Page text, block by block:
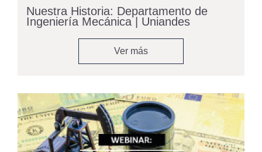
Nuestra Historia: Departamento de
Ingeniería Mecánica | Uniandes
Ver más